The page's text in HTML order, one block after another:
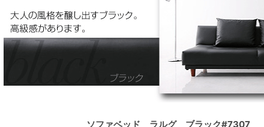
ソファベッド ラルグ ブラック#7307